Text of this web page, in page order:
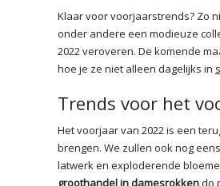
Klaar voor voorjaarstrends? Zo
onder andere een modieuze
2022 veroveren. De komende
hoe je ze niet alleen dagelijks in
Trends voor het
Het voorjaar van 2022 is een
brengen. We zullen ook nog
latwerk en exploderende
groothandel in damesrokkendo